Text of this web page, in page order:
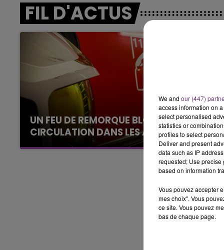
5h00 - 6h00
LE BEST OF DE LA FAMILLE
CHAMPAGNE FM
FIL D'ACTUS
UN FEU DE REMORQUE BLOQUE LA
CIRCULATION DANS LES ARDENNES
Un feu de remorque s'est déclaré ce mercredi
We and our (447)
access information on
select personalised
statistics or
profiles to select
Deliver and present
data such as IP
requested; Use precise
based on information
Vous pouvez accepter
mes choix". Vous
ce site. Vous pouvez
bas de chaque page.